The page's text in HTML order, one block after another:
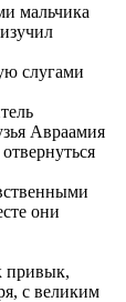
мальчика
слугами
Авраамия
они
привык,
с великим